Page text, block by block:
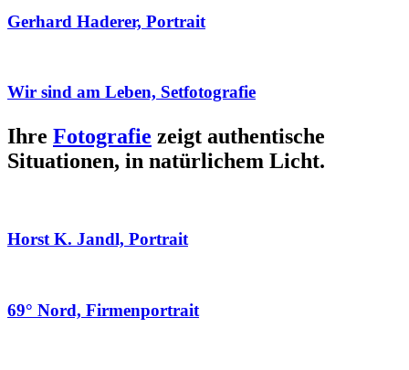
Gerhard Haderer, Portrait
Wir sind am Leben, Setfotografie
Ihre Fotografie zeigt authentische
Situationen, in natürlichem Licht.
Horst K. Jandl, Portrait
69° Nord, Firmenportrait